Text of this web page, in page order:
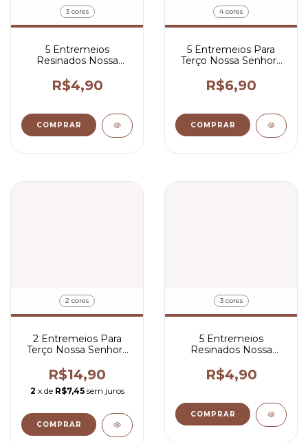
3 cores
5 Entremeios
Resinados Nossa
Para Terço 2x1,5 cm
R$4,90
COMPRAR
4 cores
5 Entremeios Para
Terço Nossa Senhora
R$6,90
COMPRAR
2 cores
2 Entremeios Para
Terço Nossa Senhora
Resinado 4,7x3,2 cm
R$14,90
2 x de R$7,45 sem juros
COMPRAR
3 cores
5 Entremeios
Resinados Nossa
Socorro Para Terço
2x1,5 cm
R$4,90
COMPRAR